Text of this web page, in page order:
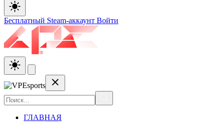
Бесплатный Steam-аккаунт Войти
ГЛАВНАЯ